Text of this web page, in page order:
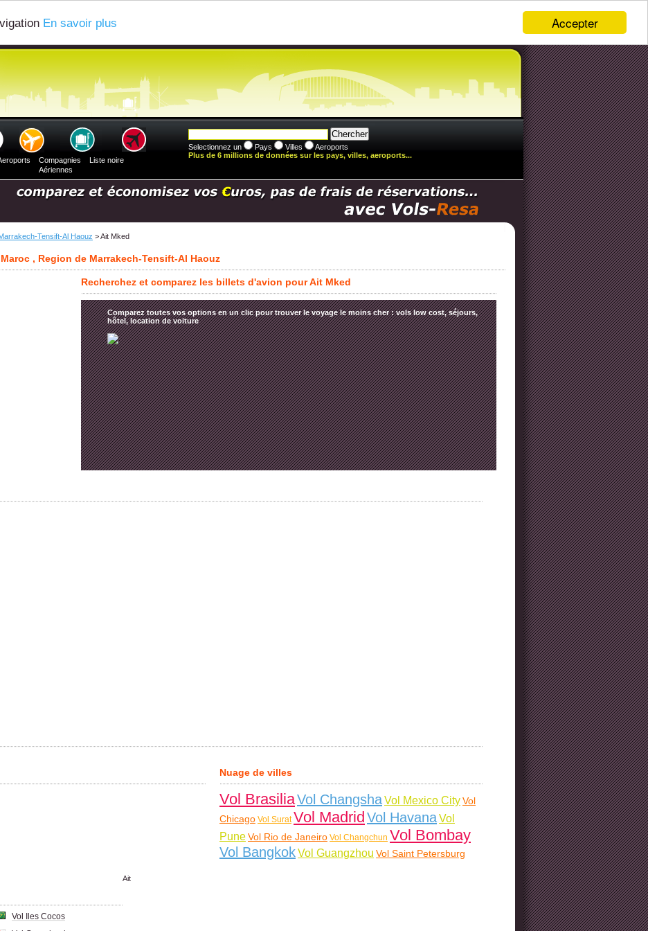
Accepter
En savoir plus
Compagnies
Aériennes
Liste noire
Selectionnez un Pays Villes
Aeroports
Plus de 6 millions de données sur les pays, villes, aeroports...
Tensift-Al Haouz > Ait Mked
, Region de Marrakech-Tensift-Al Haouz
Recherchez et comparez les billets d'avion pour Ait Mked
Comparez toutes vos options en un clic pour trouver le voyage le moins cher : vols low cost, séjours,
hôtel, location de voiture
Nuage de villes
Vol BrasiliaVol ChangshaVol Mexico CityVol
Chicago Vol Surat Vol MadridVol HavanaVol
PuneVol Rio de Janeiro Vol Changchun Vol Bombay
Vol BangkokVol Guangzhou Vol Saint Petersburg
Vol Iles Cocos
Ait